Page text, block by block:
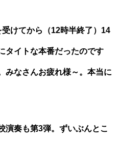
けてから（12時半終了）14
タイトな本番だったのです
みなさんお疲れ様～。本当に
演奏も第3弾。ずいぶんとこ